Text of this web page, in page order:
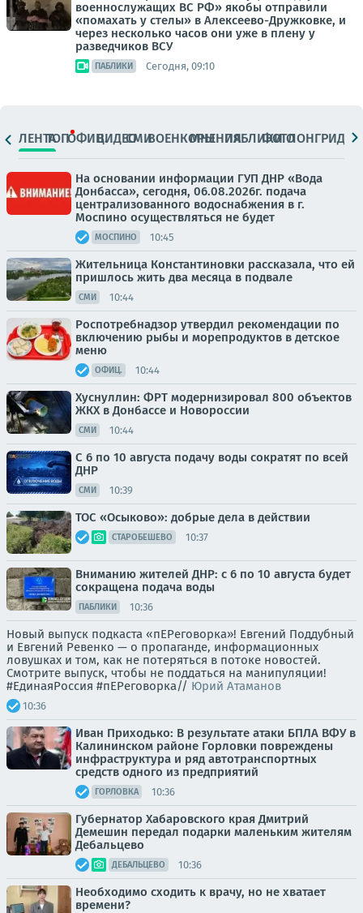
военнослужащих ВС РФ» якобы отправили
«помахать у стелы» в Алексеево-Дружковке, и
через несколько часов они уже в плену у
разведчиков ВСУ
ПАБЛИКИ Сегодня, 09:10
ЛЕНТАТОПОФИЦ.ВИДЕОСМИВОЕНКОРЫМНЕНИЯПАБЛИКИ
ФОТОЛОНГРИДЫ
На основании информации ГУП ДНР «Вода
Донбасса», сегодня, 06.08.2026г. подача
централизованного водоснабжения в г.
Моспино осуществляться не будет
МОСПИНО 10:45
Жительница Константиновки рассказала, что ей
пришлось жить два месяца в подвале
СМИ 10:44
Роспотребнадзор утвердил рекомендации по
включению рыбы и морепродуктов в детское
меню
ОФИЦ. 10:44
Хуснуллин: ФРТ модернизировал 800 объектов
ЖКХ в Донбассе и Новороссии
СМИ 10:44
С 6 по 10 августа подачу воды сократят по всей
ДНР
СМИ 10:39
ТОС «Осыково»: добрые дела в действии
СТАРОБЕШЕВО 10:37
Вниманию жителей ДНР: с 6 по 10 августа будет
сокращена подача воды
ПАБЛИКИ 10:36
Новый выпуск подкаста «пЕРеговорка»! Евгений Поддубный
и Евгений Ревенко — о пропаганде, информационных
ловушках и том, как не потеряться в потоке новостей.
Смотрите выпуск, чтобы не поддаться на манипуляции!
#ЕдинаяРоссия #пЕРеговорка// Юрий Атаманов
10:36
Иван Приходько: В результате атаки БПЛА ВФУ в
Калининском районе Горловки повреждены
инфраструктура и ряд автотранспортных
средств одного из предприятий
ГОРЛОВКА 10:36
Губернатор Хабаровского края Дмитрий
Демешин передал подарки маленьким жителям
Дебальцево
ДЕБАЛЬЦЕВО 10:36
Необходимо сходить к врачу, но не хватает
времени?